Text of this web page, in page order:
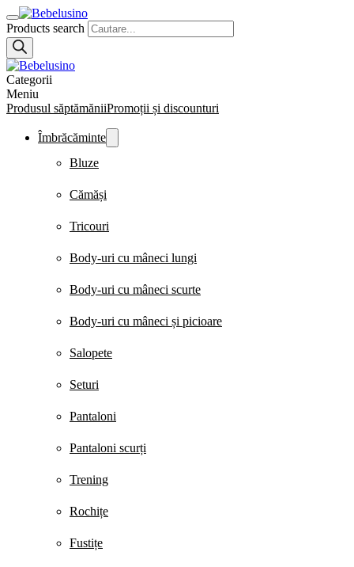
Products search
Categorii
Meniu
Produsul săptămăniiPromoții și discounturi
Îmbrăcăminte
Bluze
Cămăși
Tricouri
Body-uri cu mâneci lungi
Body-uri cu mâneci scurte
Body-uri cu mâneci și picioare
Salopete
Seturi
Pantaloni
Pantaloni scurți
Trening
Rochițe
Fustițe